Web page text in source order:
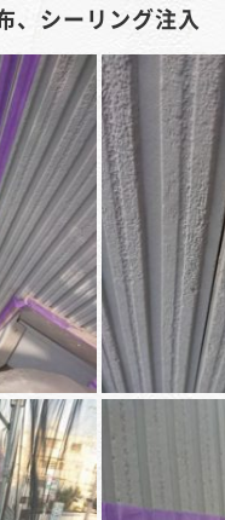
、シーリング注入